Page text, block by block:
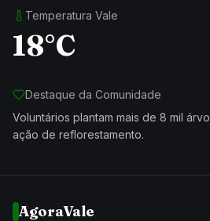
Temperatura Vale
18°C
Destaque da Comunidade
Voluntários plantam mais de 8 mil
ação de reflorestamento.
AgoraVale